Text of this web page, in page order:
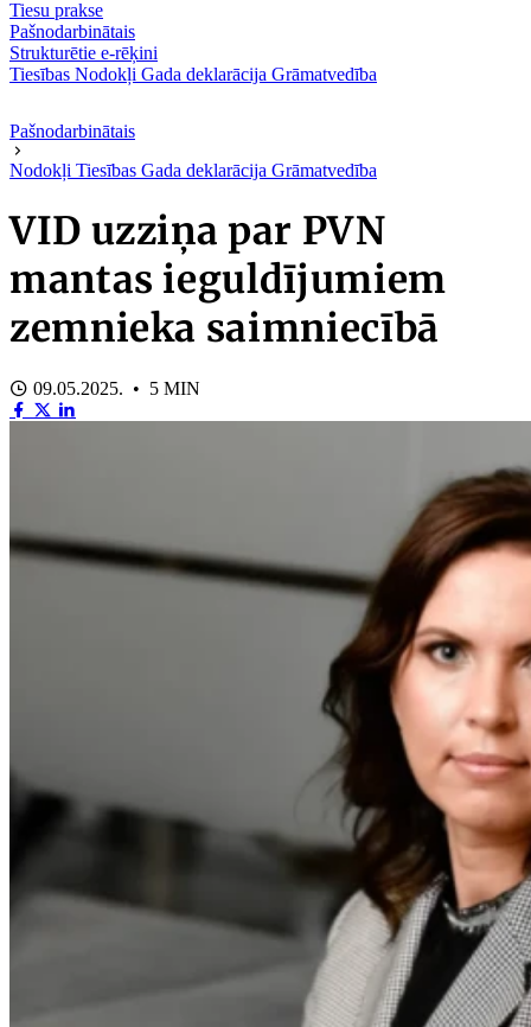
Tiesu prakse
Pašnodarbinātais
Strukturētie e-rēķini
Tiesības Nodokļi Gada deklarācija Grāmatvedība
Pašnodarbinātais
Nodokļi Tiesības Gada deklarācija Grāmatvedība
VID uzziņa par PVN
mantas ieguldījumiem
zemnieka saimniecībā
09.05.2025. • 5 MIN